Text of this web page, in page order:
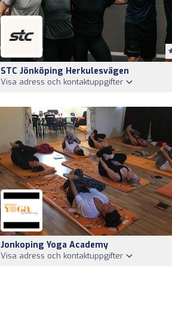
STC Jönköping Herkulesvägen
Visa adress och kontaktuppgifter
Jonkoping Yoga Academy
Visa adress och kontaktuppgifter